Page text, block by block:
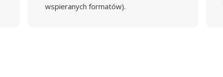
wspieranych formatów).